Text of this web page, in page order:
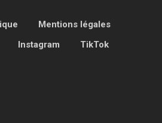
Mentions légales
Instagram TikTok